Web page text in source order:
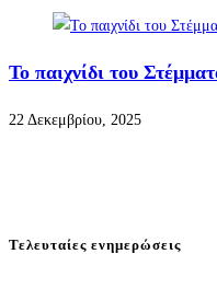
Το παιχνίδι του
22 Δεκεμβρίου, 2025
Τελευταίες ενημερώσεις